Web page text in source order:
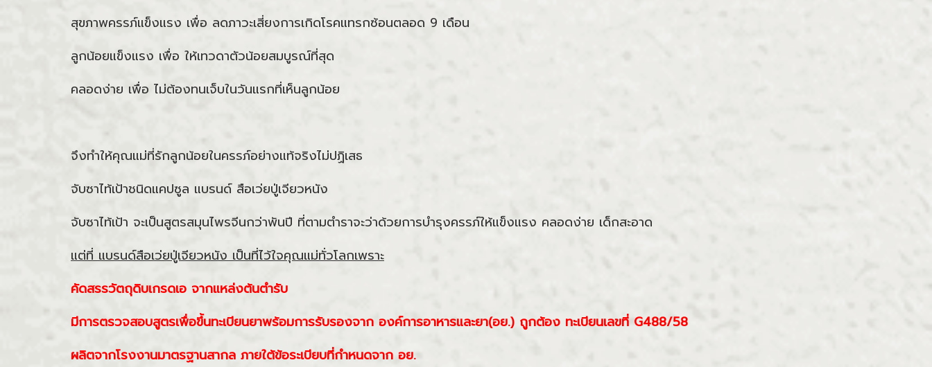
สุขภาพครรภ์แข็งแรง เพื่อ ลดภาวะเสี่ยงการเกิดโรคแทรกซ้อนตลอด 9 เดือน
ลูกน้อยแข็งแรง เพื่อ ให้เทวดาตัวน้อยสมบูรณ์ที่สุด
คลอดง่าย เพื่อ ไม่ต้องทนเจ็บในวันแรกที่เห็นลูกน้อย
จึงทำให้คุณแม่ที่รักลูกน้อยในครรภ์อย่างแท้จริงไม่ปฏิเสธ
จับซาไท้เป้าชนิดแคปซูล แบรนด์ สือเว่ยปู่เจียวหนัง
จับซาไท้เป้า จะเป็นสูตรสมุนไพรจีนกว่าพันปี ที่ตามตำราจะว่าด้วยการบำรุงครรภ์ให้แข็งแรง คลอดง่าย เด็กสะอาด
แต่ที่ แบรนด์สือเว่ยปู่เจียวหนัง เป็นที่ไว้ใจคุณแม่ทั่วโลกเพราะ
คัดสรรวัตถุดิบเกรดเอ จากแหล่งต้นตำรับ
มีการตรวจสอบสูตรเพื่อขึ้นทะเบียนยาพร้อมการรับรองจาก องค์การอาหารและยา(อย.) ถูกต้อง ทะเบียนเลขที่ G488/58
ผลิตจากโรงงานมาตรฐานสากล ภายใต้ข้อระเบียบที่กำหนดจาก อย.